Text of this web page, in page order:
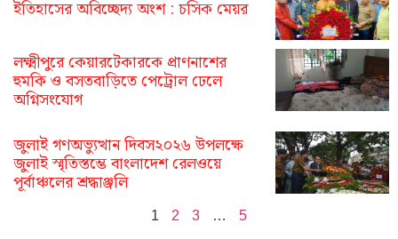
ইতিহাসের অবিচ্ছেদ্য অংশ : চসিক মেয়র
লক্ষ্মীপুরে কেয়ারটেকারকে প্রাণনাশের
হুমকি ও বসতবাড়িতে পেট্রোল ঢেলে
অগ্নিসংযোগ
জুলাই গণঅভ্যুত্থান দিবস২০২৬ উপলক্ষে
জুলাই স্মৃতিস্তম্ভে বাংলাদেশ রেলওয়ে
পূর্বাঞ্চলের শ্রদ্ধাঞ্জলি
1 2 3 … 5